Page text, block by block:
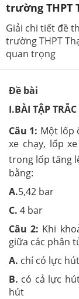
trường THPT
Giải chi tiết đề
trường THPT
quan trọng
Đề bài
I.BÀI TẬP
Câu 1: Một lốp
xe chạy, lốp
trong lốp tăng
bằng:
A.5,42
C. 4
Câu 2: Khi
giữa các phân
A. chỉ có lực hút
B. có cả lực
hút